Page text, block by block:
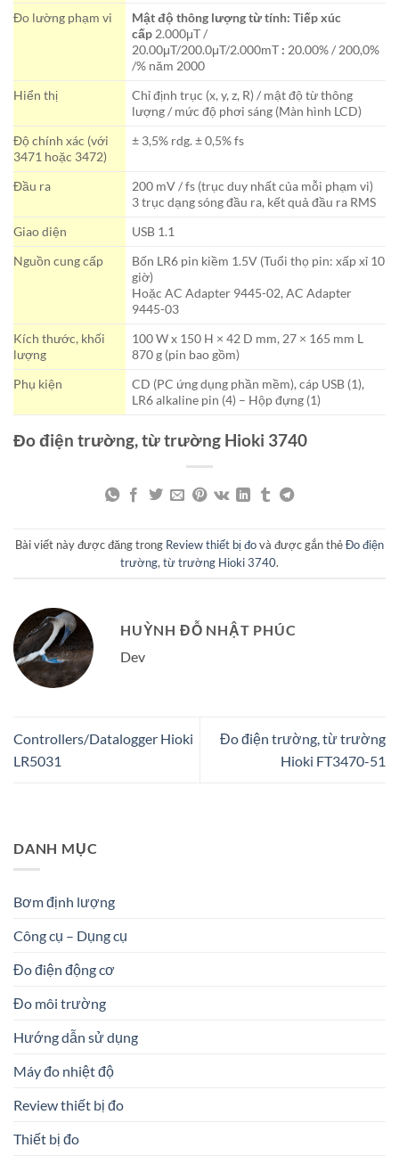
Đo lường phạm vi
Mật độ thông lượng từ tính:Tiếp xúc
cấp 2.000μT /
20.00μT/200.0μT/2.000mT : 20.00% / 200,0%
/% năm 2000
Hiển thị
Chỉ định trục (x, y, z, R) / mật độ từ thông
lượng / mức độ phơi sáng (Màn hình LCD)
Độ chính xác (với
3471 hoặc 3472)
± 3,5% rdg. ± 0,5% fs
Đầu ra
200 mV / fs (trục duy nhất của mỗi phạm vi)
3 trục dạng sóng đầu ra, kết quả đầu ra RMS
Giao diện
USB 1.1
Nguồn cung cấp
Bốn LR6 pin kiềm 1.5V (Tuổi thọ pin: xấp xỉ 10
giờ)
Hoặc AC Adapter 9445-02, AC Adapter
9445-03
Kích thước, khối
lượng
100 W x 150 H × 42 D mm, 27 × 165 mm L
870 g (pin bao gồm)
Phụ kiện
CD (PC ứng dụng phần mềm), cáp USB (1),
LR6 alkaline pin (4) – Hộp đựng (1)
Đo điện trường, từ trường Hioki 3740
Bài viết này được đăng trong Review thiết bị đovà được gắn thẻĐo điện
trường, từ trường Hioki 3740.
HUỲNH ĐỖ NHẬT PHÚC
Dev
Controllers/Datalogger Hioki
LR5031
Đo điện trường, từ trường
Hioki FT3470-51
DANH MỤC
Bơm định lượng
Công cụ – Dụng cụ
Đo điện động cơ
Đo môi trường
Hướng dẫn sử dụng
Máy đo nhiệt độ
Review thiết bị đo
Thiết bị đo